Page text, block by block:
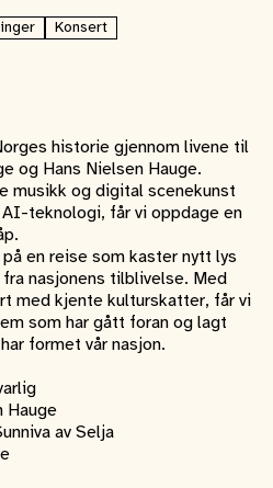
Konsert
historie gjennom livene til
og Hans Nielsen Hauge.
musikk og digital scenekunst
teknologi, får vi oppdage en
en reise som kaster nytt lys
nasjonens tilblivelse. Med
med kjente kulturskatter, får vi
som har gått foran og lagt
formet vår nasjon.
Hauge
av Selja